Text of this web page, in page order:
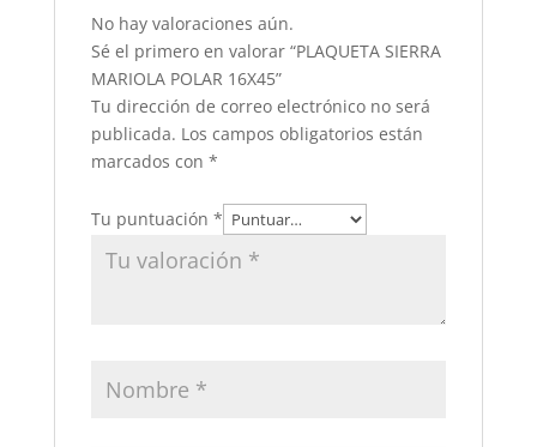
No hay valoraciones aún.
Sé el primero en valorar “PLAQUETA SIERRA
MARIOLA POLAR 16X45”
Tu dirección de correo electrónico no será
publicada. Los campos obligatorios están
marcados con *
Tu puntuación *